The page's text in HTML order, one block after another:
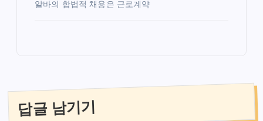
알바의 합법적 채용은 근로계약
답글 남기기